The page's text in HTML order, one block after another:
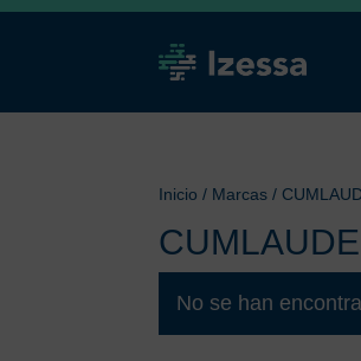
Inicio / Marcas /
CUMLAUDE
No se han